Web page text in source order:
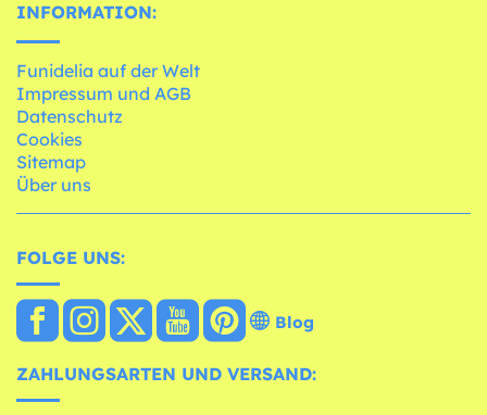
INFORMATION:
Funidelia auf der Welt
Impressum und AGB
Datenschutz
Cookies
Sitemap
Über uns
FOLGE UNS:
Blog
ZAHLUNGSARTEN UND VERSAND: